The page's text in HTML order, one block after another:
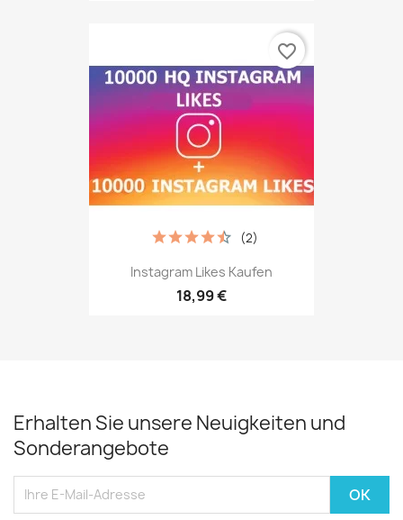
Instagram Likes Kaufen
18,99 €
(2)
favorite_border
Erhalten Sie unsere Neuigkeiten und
Sonderangebote